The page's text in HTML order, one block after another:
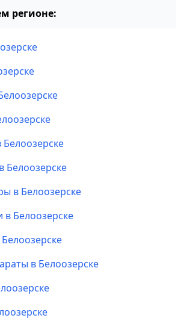
регионе:
Белоозерске
в Белоозерске
Белоозерске
в Белоозерске